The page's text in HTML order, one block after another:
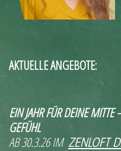
AKTUELLE ANGEBOTE:
EIN JAHR FÜR DEINE
GEFÜHL
AB 30.3.26 IM ZENLOFT